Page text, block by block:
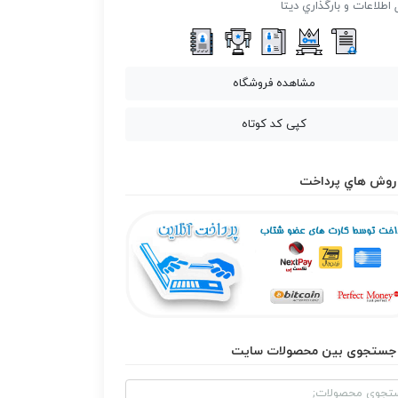
اطلاعات و بارگذاري ديتا
مشاهده فروشگاه
کپی کد کوتاه
روش هاي پرداخت
جستجوی بین محصولات سایت